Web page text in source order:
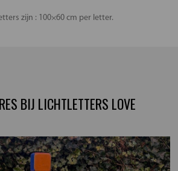
zijn : 100×60 cm per letter.
BIJ LICHTLETTERS LOVE